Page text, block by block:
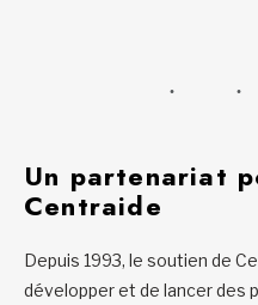
Un partenariat
Centraide
Depuis 1993, le soutien de
développer et de lancer des